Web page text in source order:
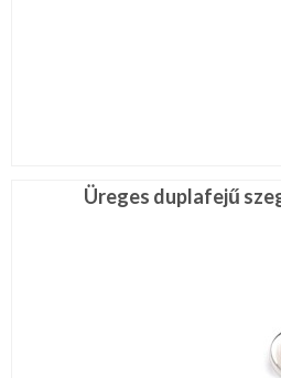
Üreges duplafejű